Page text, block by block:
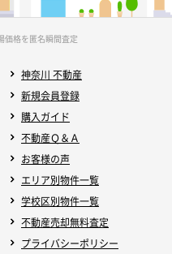
価格を匿名瞬間査定
神奈川 不動産
新規会員登録
購入ガイド
不動産Ｑ＆Ａ
お客様の声
エリア別物件一覧
学校区別物件一覧
不動産売却無料査定
プライバシーポリシー